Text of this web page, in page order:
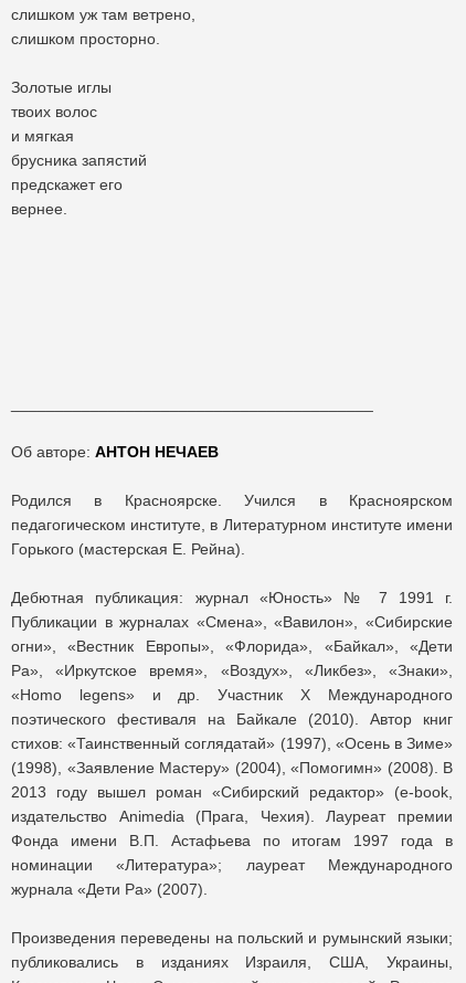
слишком уж там ветрено,
слишком просторно.
Золотые иглы
твоих волос
и мягкая
брусника запястий
предскажет его
вернее.
Об авторе: АНТОН НЕЧАЕВ
Родился в Красноярске. Учился в Красноярском
педагогическом институте, в Литературном институте имени
Горького (мастерская Е. Рейна).
Дебютная публикация: журнал «Юность» № 7 1991 г.
Публикации в журналах «Смена», «Вавилон», «Сибирские
огни», «Вестник Европы», «Флорида», «Байкал», «Дети
Ра», «Иркутское время», «Воздух», «Ликбез», «Знаки»,
«Homo legens» и др. Участник X Международного
поэтического фестиваля на Байкале (2010). Автор книг
стихов: «Таинственный соглядатай» (1997), «Осень в Зиме»
(1998), «Заявление Мастеру» (2004), «Помогимн» (2008). В
2013 году вышел роман «Сибирский редактор» (e-book,
издательство Animedia (Прага, Чехия). Лауреат премии
Фонда имени В.П. Астафьева по итогам 1997 года в
номинации «Литература»; лауреат Международного
журнала «Дети Ра» (2007).
Произведения переведены на польский и румынский языки;
публиковались в изданиях Израиля, США, Украины,